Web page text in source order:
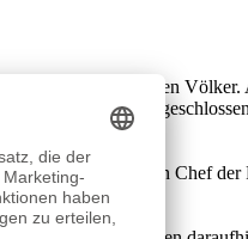
und islamischen
der Ägypten
wurde zum neuen Chef
ein.